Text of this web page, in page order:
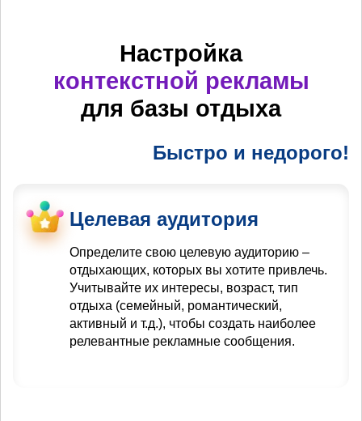
Настройка
контекстной рекламы
для базы отдыха
Быстро и недорого!
Целевая аудитория
Определите свою целевую аудиторию –
отдыхающих, которых вы хотите привлечь.
Учитывайте их интересы, возраст, тип
отдыха (семейный, романтический,
активный и т.д.), чтобы создать наиболее
релевантные рекламные сообщения.